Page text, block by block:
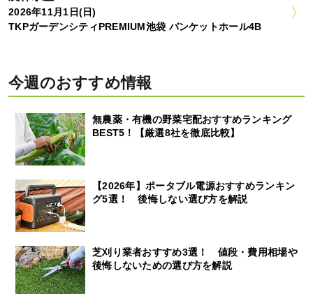
2026年11月1日(日)
TKPガーデンシティPREMIUM池袋 バンケットホール4B
今週のおすすめ情報
無農薬・有機の野菜宅配おすすめランキング
BEST5！【厳選8社を徹底比較】
【2026年】ポータブル電源おすすめランキン
グ5選！ 後悔しない選び方を解説
芝刈り業者おすすめ3選！ 値段・費用相場や
後悔しないための選び方を解説